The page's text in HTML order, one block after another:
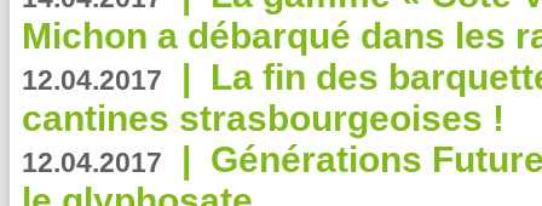
Michon a débarqué dans les
12.04.2017 | La fin des
cantines strasbourgeoises !
12.04.2017 | Générations